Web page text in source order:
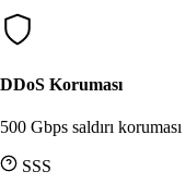
DDoS Koruması
500 Gbps saldırı koruması
SSS